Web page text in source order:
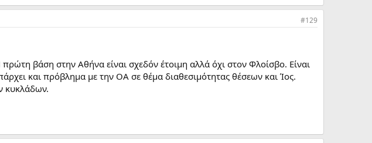
#129
πρώτη βάση στην Αθήνα είναι σχεδόν έτοιμη αλλά όχι στον Φλοίσβο. Είναι
και πρόβλημα με την ΟΑ σε θέμα διαθεσιμότητας θέσεων και Ίος.
κυκλάδων.